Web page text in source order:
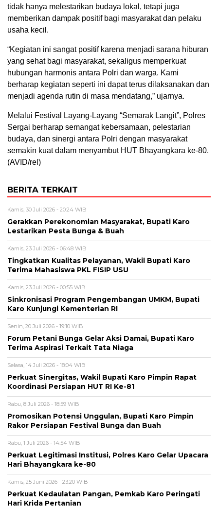
tidak hanya melestarikan budaya lokal, tetapi juga
memberikan dampak positif bagi masyarakat dan pelaku
usaha kecil.
“Kegiatan ini sangat positif karena menjadi sarana hiburan
yang sehat bagi masyarakat, sekaligus memperkuat
hubungan harmonis antara Polri dan warga. Kami
berharap kegiatan seperti ini dapat terus dilaksanakan dan
menjadi agenda rutin di masa mendatang,” ujarnya.
Melalui Festival Layang-Layang “Semarak Langit”, Polres
Sergai berharap semangat kebersamaan, pelestarian
budaya, dan sinergi antara Polri dengan masyarakat
semakin kuat dalam menyambut HUT Bhayangkara ke-80.
(AVID/rel)
BERITA TERKAIT
Kamis, 30 Juli 2026 - 20:24 WIB
Gerakkan Perekonomian Masyarakat, Bupati Karo
Lestarikan Pesta Bunga & Buah
Kamis, 23 Juli 2026 - 06:48 WIB
Tingkatkan Kualitas Pelayanan, Wakil Bupati Karo
Terima Mahasiswa PKL FISIP USU
Kamis, 23 Juli 2026 - 00:55 WIB
Sinkronisasi Program Pengembangan UMKM, Bupati
Karo Kunjungi Kementerian RI
Senin, 20 Juli 2026 - 19:10 WIB
Forum Petani Bunga Gelar Aksi Damai, Bupati Karo
Terima Aspirasi Terkait Tata Niaga
Selasa, 14 Juli 2026 - 18:04 WIB
Perkuat Sinergitas, Wakil Bupati Karo Pimpin Rapat
Koordinasi Persiapan HUT RI Ke-81
Rabu, 8 Juli 2026 - 18:59 WIB
Promosikan Potensi Unggulan, Bupati Karo Pimpin
Rakor Persiapan Festival Bunga dan Buah
Rabu, 1 Juli 2026 - 14:54 WIB
Perkuat Legitimasi Institusi, Polres Karo Gelar Upacara
Hari Bhayangkara ke-80
Kamis, 25 Juni 2026 - 23:20 WIB
Perkuat Kedaulatan Pangan, Pemkab Karo Peringati
Hari Krida Pertanian